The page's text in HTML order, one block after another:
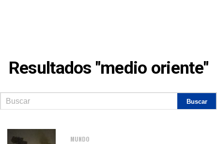
Resultados "medio oriente"
MUNDO